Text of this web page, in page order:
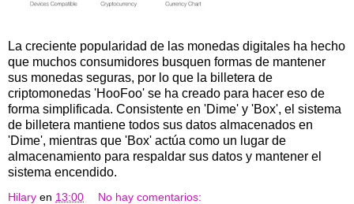
La creciente popularidad de las monedas digitales ha hecho
que muchos consumidores busquen formas de mantener
sus monedas seguras, por lo que la billetera de
criptomonedas 'HooFoo' se ha creado para hacer eso de
forma simplificada. Consistente en 'Dime' y 'Box', el sistema
de billetera mantiene todos sus datos almacenados en
'Dime', mientras que 'Box' actúa como un lugar de
almacenamiento para respaldar sus datos y mantener el
sistema encendido.
Hilary en 13:00 No hay comentarios: